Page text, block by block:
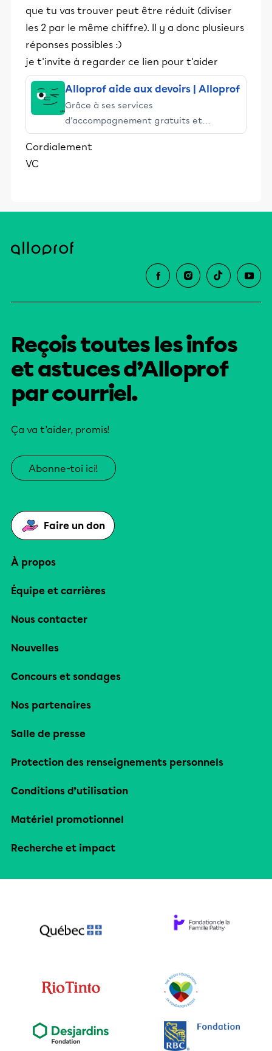
que tu vas trouver peut être réduit (diviser
les 2 par le même chiffre). Il y a donc plusieurs
réponses possibles :)
je t'invite à regarder ce lien pour t'aider
Alloprof aide aux devoirs | Alloprof
Grâce à ses services
d’accompagnement gratuits et
stimulants, Alloprof engage les élèves
et leurs parents dans la réussite
Cordialement
VC
Reçois toutes les infos
et astuces d’Alloprof
par courriel.
Ça va t’aider, promis!
Abonne-toi ici!
Faire un don
À propos
Équipe et carrières
Nous contacter
Nouvelles
Concours et sondages
Nos partenaires
Salle de presse
Protection des renseignements personnels
Conditions d’utilisation
Matériel promotionnel
Recherche et impact